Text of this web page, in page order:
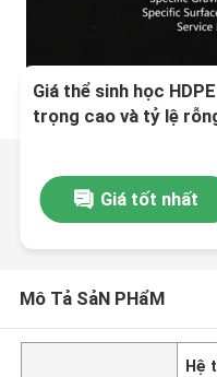
Giá thể sinh học
trọng cao và tỷ lệ
Giá tốt nhất
Mô Tả SảN PHẩM
Hệ